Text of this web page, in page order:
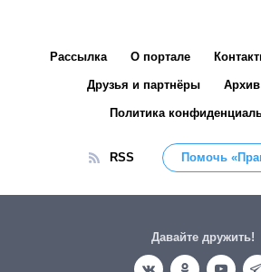
Рассылка О портале
Друзья и партнёры
Политика
RSS Помочь
Давайте дружить!